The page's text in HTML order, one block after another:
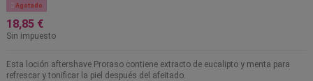
 Agotado
18,85 €
Sin impuesto
Esta loción aftershave Proraso contiene extracto de eucalipto y menta para
refrescar y tonificar la piel después del afeitado.